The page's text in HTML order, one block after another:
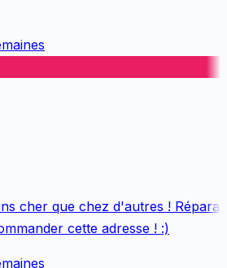
cher que chez d'autres !
cette adresse ! :)